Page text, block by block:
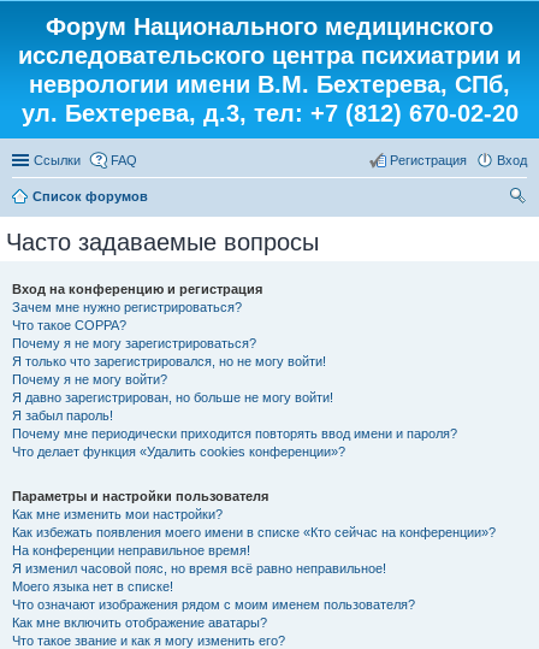
Форум Национального медицинского
исследовательского центра психиатрии и
неврологии имени В.М. Бехтерева, СПб,
ул. Бехтерева, д.3, тел: +7 (812) 670-02-20
Ссылки FAQ Вход
Регистрация
Список форумов
Часто задаваемые вопросы
Вход на конференцию и регистрация
Зачем мне нужно регистрироваться?
Что такое COPPA?
Почему я не могу зарегистрироваться?
Я только что зарегистрировался, но не могу войти!
Почему я не могу войти?
Я давно зарегистрирован, но больше не могу войти!
Я забыл пароль!
Почему мне периодически приходится повторять ввод имени и пароля?
Что делает функция «Удалить cookies конференции»?
Параметры и настройки пользователя
Как мне изменить мои настройки?
Как избежать появления моего имени в списке «Кто сейчас на конференции»?
На конференции неправильное время!
Я изменил часовой пояс, но время всё равно неправильное!
Моего языка нет в списке!
Что означают изображения рядом с моим именем пользователя?
Как мне включить отображение аватары?
Что такое звание и как я могу изменить его?